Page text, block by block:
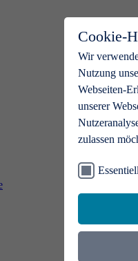
Cookie-
Wir
Nutzung
Webseiten-
unserer
zulassen
Essentiell